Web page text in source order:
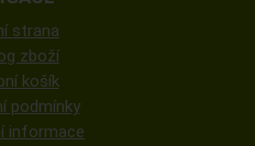
strana
zboží
košík
podmínky
informace